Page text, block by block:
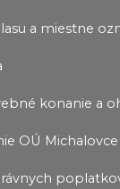
a miestne
konanie a
OÚ Michalovce